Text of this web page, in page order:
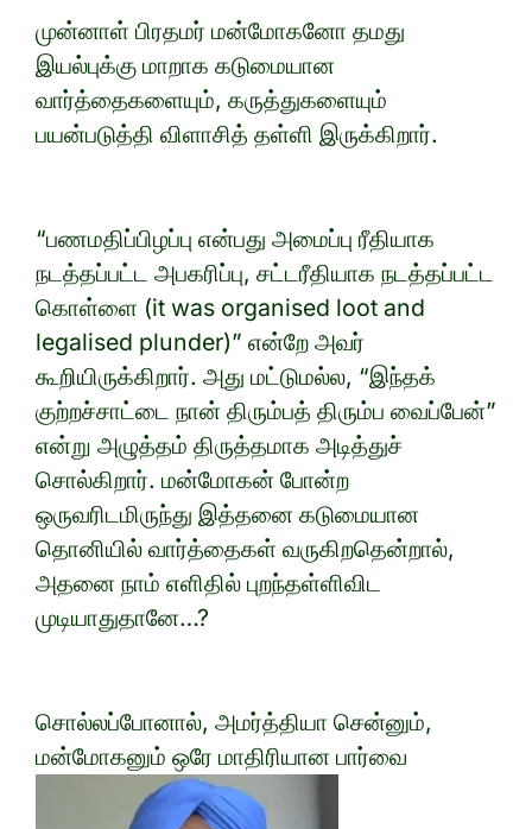
முன்னாள் பிரதமர் மன்மோகனோ தமது
இயல்புக்கு மாறாக கடுமையான
வார்த்தைகளையும், கருத்துகளையும்
பயன்படுத்தி விளாசித் தள்ளி இருக்கிறார்.
“பணமதிப்பிழப்பு என்பது அமைப்பு ரீதியாக
நடத்தப்பட்ட அபகரிப்பு, சட்டரீதியாக நடத்தப்பட்ட
கொள்ளை (it was organised loot and
legalised plunder)” என்றே அவர்
கூறியிருக்கிறார். அது மட்டுமல்ல, “இந்தக்
குற்றச்சாட்டை நான் திரும்பத் திரும்ப வைப்பேன்”
என்று அழுத்தம் திருத்தமாக அடித்துச்
சொல்கிறார். மன்மோகன் போன்ற
ஒருவரிடமிருந்து இத்தனை கடுமையான
தொனியில் வார்த்தைகள் வருகிறதென்றால்,
அதனை நாம் எளிதில் புறந்தள்ளிவிட
முடியாதுதானே…?
சொல்லப்போனால், அமர்த்தியா சென்னும்,
மன்மோகனும் ஒரே மாதிரியான பார்வை